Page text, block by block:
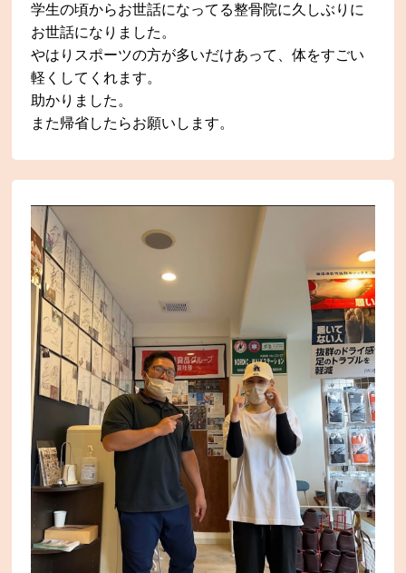
学生の頃からお世話になってる整骨院に久しぶりに
お世話になりました。
やはりスポーツの方が多いだけあって、体をすごい
軽くしてくれます。
助かりました。
また帰省したらお願いします。